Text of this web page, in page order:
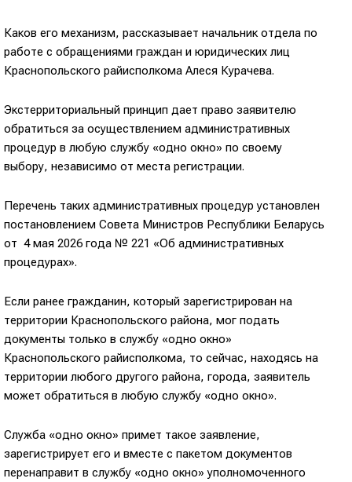
Каков его механизм, рассказывает начальник отдела по
работе с обращениями граждан и юридических лиц
Краснопольского райисполкома Алеся Курачева.
Экстерриториальный принцип дает право заявителю
обратиться за осуществлением административных
процедур в любую службу «одно окно» по своему
выбору, независимо от места регистрации.
Перечень таких административных процедур установлен
постановлением Совета Министров Республики Беларусь
от 4 мая 2026 года № 221 «Об административных
процедурах».
Если ранее гражданин, который зарегистрирован на
территории Краснопольского района, мог подать
документы только в службу «одно окно»
Краснопольского райисполкома, то сейчас, находясь на
территории любого другого района, города, заявитель
может обратиться в любую службу «одно окно».
Служба «одно окно» примет такое заявление,
зарегистрирует его и вместе с пакетом документов
перенаправит в службу «одно окно» уполномоченного